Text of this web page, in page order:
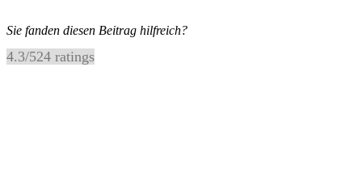
Sie fanden diesen Beitrag hilfreich?
4.3/524 ratings